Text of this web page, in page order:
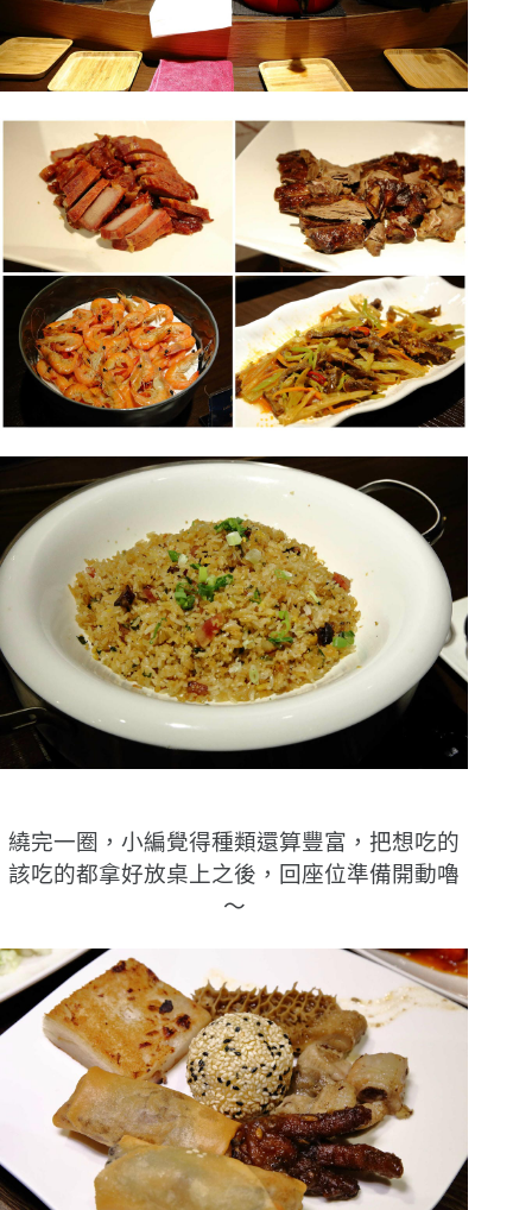
繞完一圈，小編覺得種類還算豐富，把想吃的
該吃的都拿好放桌上之後，回座位準備開動嚕
〜